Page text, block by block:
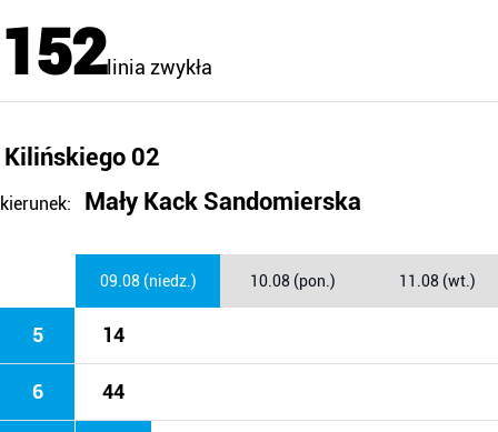
152linia zwykła
Kilińskiego 02
kierunek: Mały Kack Sandomierska
09.08 (niedz.) 10.08 (pon.) 11.08 (wt.)
5 14
6 44